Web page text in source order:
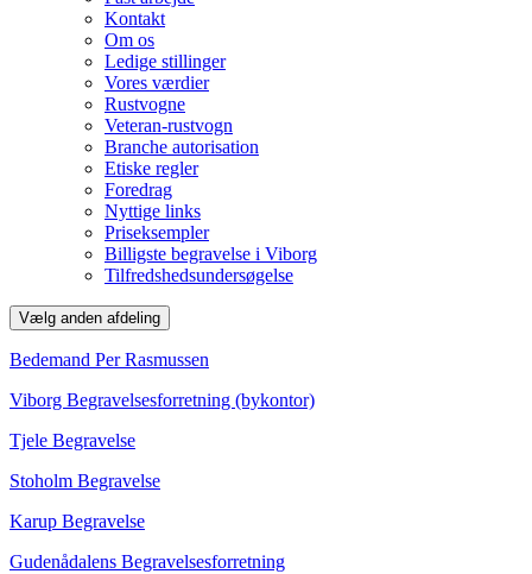
Kontakt
Om os
Ledige stillinger
Vores værdier
Rustvogne
Veteran-rustvogn
Branche autorisation
Etiske regler
Foredrag
Nyttige links
Priseksempler
Billigste begravelse i Viborg
Tilfredshedsundersøgelse
Vælg anden afdeling
Bedemand Per Rasmussen
Viborg Begravelsesforretning (bykontor)
Tjele Begravelse
Stoholm Begravelse
Karup Begravelse
Gudenådalens Begravelsesforretning